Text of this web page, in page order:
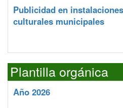
Publicidad en
culturales municipales
Plantilla orgánica
Año 2026